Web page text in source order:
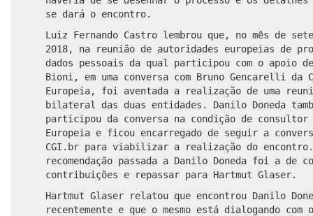
se dará o encontro.
Luiz Fernando Castro lembrou que, no mês de
2018, na reunião de autoridades europeias de
dados pessoais da qual participou com o apoio
Bioni, em uma conversa com Bruno Gencarelli da
Europeia, foi aventada a realização de uma
bilateral das duas entidades. Danilo Doneda
participou da conversa na condição de consultor
Europeia e ficou encarregado de seguir a
CGI.br para viabilizar a realização do
recomendação passada a Danilo Doneda foi a de
contribuições e repassar para Hartmut Glaser.
Hartmut Glaser relatou que encontrou Danilo
recentemente e que o mesmo está dialogando com